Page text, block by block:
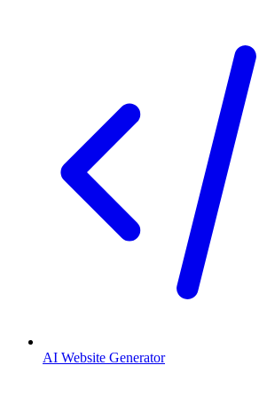
AI Website Generator